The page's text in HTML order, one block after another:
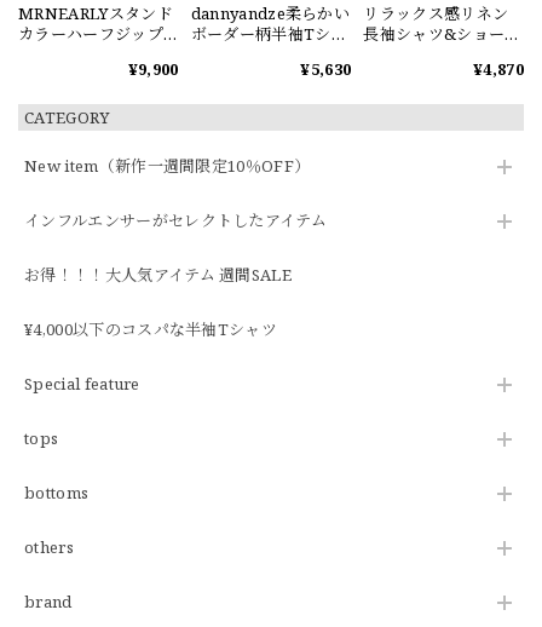
CATEGORY
New item（新作一週間限定10％OFF）
インフルエンサーがセレクトしたアイテム
お得！！！大人気アイテム 週間SALE
¥4,000以下のコスパな半袖Tシャツ
Special feature
tops
bottoms
others
brand
MRNEARLYスタンド
カラーハーフジップ
¥9,900
dannyandze柔らかい
ボーダー柄半袖Tシャ
¥5,630
リラックス感リネン
長袖シャツ&ショート
¥4,870